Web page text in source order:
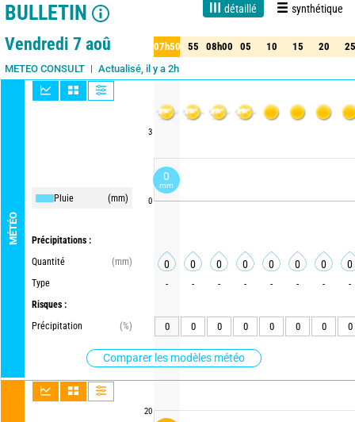
BULLETIN détaillé synthétique
Live 1 jour 3 jours 15 jours Fiabilité 90%
Vendredi 7 aoû
METEO CONSULT Actualisé, il y a 2h
MÉTÉO
Pluie (mm)
Précipitations :
Quantité
(mm)
Type
Risques :
Précipitation
(%)
Comparer les modèles météo
3
0
20
07h50 55 08h00 05 10 15 20 25
50 55 08h00 05 10 15 20 25
0 0 0 0 0 0 0 0
- - - - - - - -
0 0 0 0 0 0 0 0
0
mm